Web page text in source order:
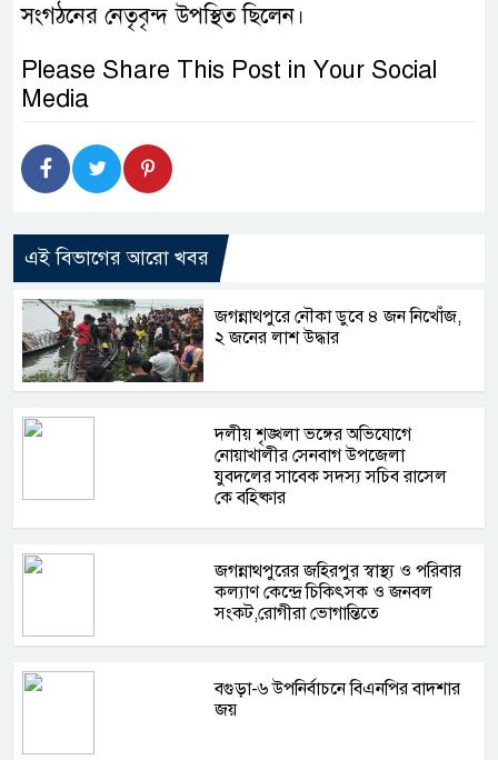
সংগঠনের নেতৃবৃন্দ উপস্থিত ছিলেন।
Please Share This Post in Your Social
Media
এই বিভাগের আরো খবর
জগন্নাথপুরে নৌকা ডুবে ৪ জন নিখোঁজ,
২ জনের লাশ উদ্ধার
দলীয় শৃঙ্খলা ভঙ্গের অভিযোগে
নোয়াখালীর সেনবাগ উপজেলা
যুবদলের সাবেক সদস্য সচিব রাসেল
কে বহিষ্কার
জগন্নাথপুরের জহিরপুর স্বাস্থ্য ও পরিবার
কল্যাণ কেন্দ্রে চিকিৎসক ও জনবল
সংকট,রোগীরা ভোগান্তিতে
বগুড়া-৬ উপনির্বাচনে বিএনপির বাদশার
জয়